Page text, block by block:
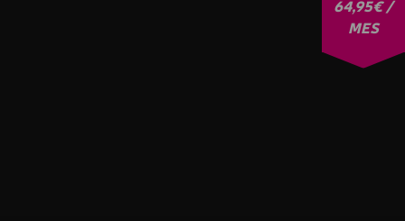
64,95€ /
MES